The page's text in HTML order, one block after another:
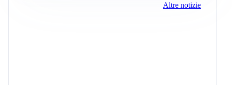
Altre notizie